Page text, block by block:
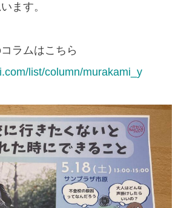
ます。
ラムはこちら
list/column/murakami_y